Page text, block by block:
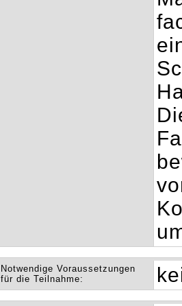
Notwendige Voraussetzungen
für die Teilnahme: